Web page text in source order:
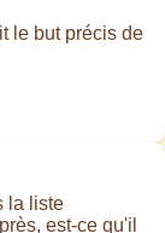
le but précis de
la liste
est-ce qu'il